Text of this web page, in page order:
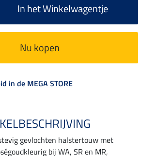
In het Winkelwagentje
Nu kopen
in de MEGA STORE
gevlochten halstertouw met
bij WA, SR en MR,